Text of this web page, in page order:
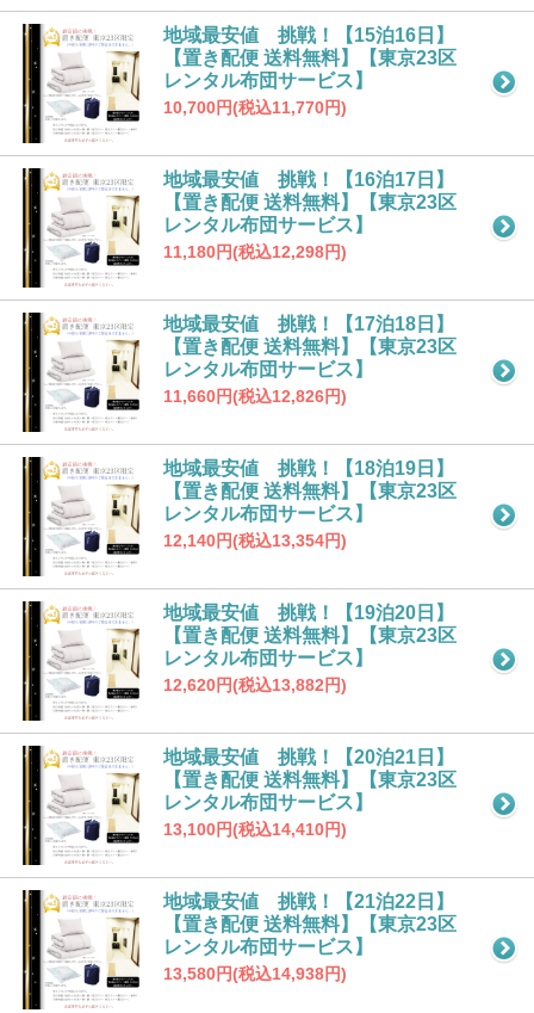
地域最安値 挑戦！【15泊16日】
【置き配便 送料無料】【東京23区
レンタル布団サービス】
10,700円(税込11,770円)
地域最安値 挑戦！【16泊17日】
【置き配便 送料無料】【東京23区
レンタル布団サービス】
11,180円(税込12,298円)
地域最安値 挑戦！【17泊18日】
【置き配便 送料無料】【東京23区
レンタル布団サービス】
11,660円(税込12,826円)
地域最安値 挑戦！【18泊19日】
【置き配便 送料無料】【東京23区
レンタル布団サービス】
12,140円(税込13,354円)
地域最安値 挑戦！【19泊20日】
【置き配便 送料無料】【東京23区
レンタル布団サービス】
12,620円(税込13,882円)
地域最安値 挑戦！【20泊21日】
【置き配便 送料無料】【東京23区
レンタル布団サービス】
13,100円(税込14,410円)
地域最安値 挑戦！【21泊22日】
【置き配便 送料無料】【東京23区
レンタル布団サービス】
13,580円(税込14,938円)